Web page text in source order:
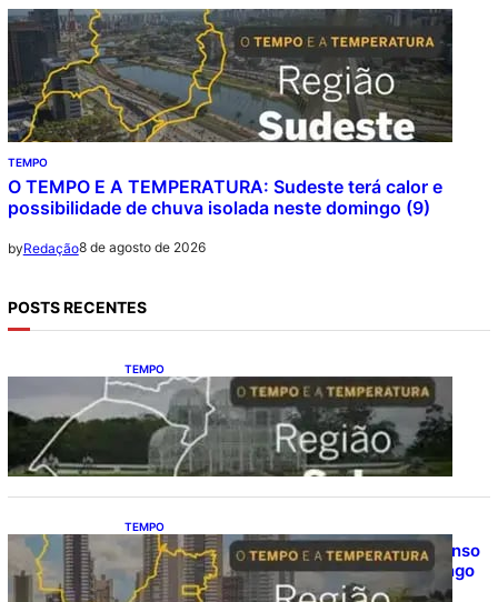
TEMPO
O TEMPO E A TEMPERATURA: Sudeste terá calor e
possibilidade de chuva isolada neste domingo (9)
byRedação8 de agosto de 2026
POSTS RECENTES
TEMPO
O TEMPO E A TEMPERATURA: Sul terá
chuva, frio e possibilidade de trovoadas
neste domingo (9)
TEMPO
O TEMPO E A TEMPERATURA: calor intenso
predomina no Centro-Oeste neste domingo
(9)